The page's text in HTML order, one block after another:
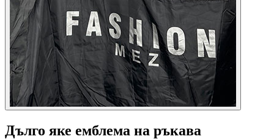
Дълго яке емблема на ръкава